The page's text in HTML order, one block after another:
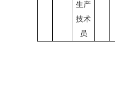
生产
技术
员